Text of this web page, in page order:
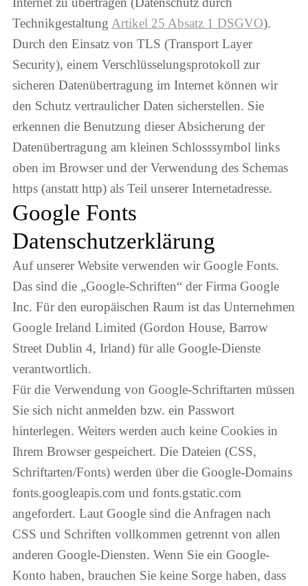
Technikgestaltung Artikel 25 Absatz 1 DSGVO).
Durch den Einsatz von TLS (Transport Layer
Security), einem Verschlüsselungsprotokoll zur
sicheren Datenübertragung im Internet können wir
den Schutz vertraulicher Daten sicherstellen. Sie
erkennen die Benutzung dieser Absicherung der
Datenübertragung am kleinen Schlosssymbol links
oben im Browser und der Verwendung des Schemas
https (anstatt http) als Teil unserer Internetadresse.
Google Fonts
Datenschutzerklärung
Auf unserer Website verwenden wir Google Fonts.
Das sind die „Google-Schriften“ der Firma Google
Inc. Für den europäischen Raum ist das Unternehmen
Google Ireland Limited (Gordon House, Barrow
Street Dublin 4, Irland) für alle Google-Dienste
verantwortlich.
Für die Verwendung von Google-Schriftarten müssen
Sie sich nicht anmelden bzw. ein Passwort
hinterlegen. Weiters werden auch keine Cookies in
Ihrem Browser gespeichert. Die Dateien (CSS,
Schriftarten/Fonts) werden über die Google-Domains
fonts.googleapis.com und fonts.gstatic.com
angefordert. Laut Google sind die Anfragen nach
CSS und Schriften vollkommen getrennt von allen
anderen Google-Diensten. Wenn Sie ein Google-
Konto haben, brauchen Sie keine Sorge haben, dass